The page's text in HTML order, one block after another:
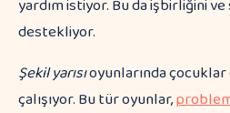
yardım istiyor. Bu da işbirliğini
destekliyor.
Şekil yarısıoyunlarında
çalışıyor. Bu tür oyunlar,